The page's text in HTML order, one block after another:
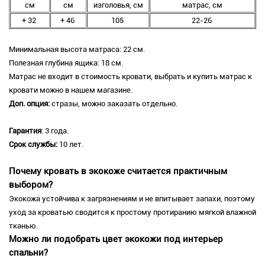
см
см
изголовья, см
матрас, см
+ 32
+ 46 105 22-26
Минимальная высота матраса: 22 см.
Полезная глубина ящика: 18 см.
Матрас не входит в стоимость кровати, выбрать и купить матрас к
кровати можно в нашем магазине.
Доп. опция: стразы, можно заказать отдельно.
Гарантия: 3 года.
Срок службы: 10 лет.
Почему кровать в экокоже считается практичным
выбором?
Экокожа устойчива к загрязнениям и не впитывает запахи, поэтому
уход за кроватью сводится к простому протиранию мягкой влажной
тканью.
Можно ли подобрать цвет экокожи под интерьер
спальни?